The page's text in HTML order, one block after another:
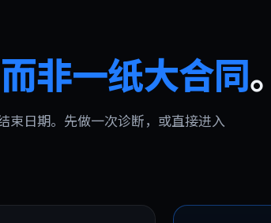
而非一纸大合同。
束日期。先做一次诊断，或直接进入